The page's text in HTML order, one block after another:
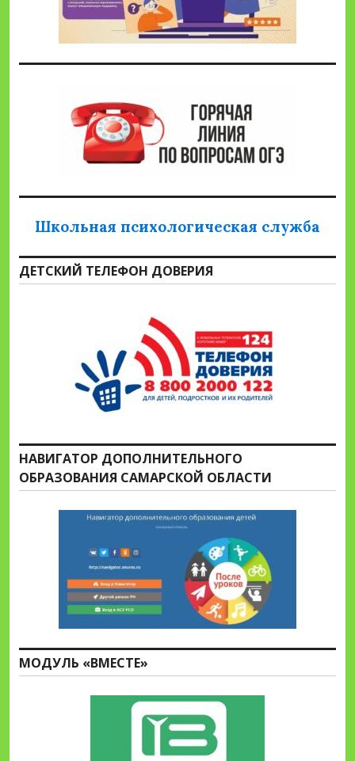
Школьная психологическая служба
ДЕТСКИЙ ТЕЛЕФОН ДОВЕРИЯ
НАВИГАТОР ДОПОЛНИТЕЛЬНОГО
ОБРАЗОВАНИЯ САМАРСКОЙ ОБЛАСТИ
МОДУЛЬ «ВМЕСТЕ»